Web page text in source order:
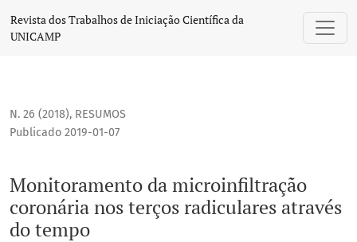
Monitoramento da microinfiltração coronária nos terços
Revista dos Trabalhos de Iniciação Científica da
UNICAMP
N. 26 (2018), RESUMOS
Monitoramento da microinfiltração
coronária nos terços radiculares através
do tempo
Publicado 2019-01-07